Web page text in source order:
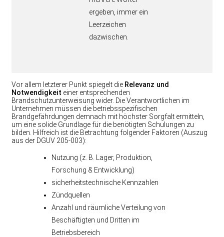
ergeben, immer ein
Leerzeichen
dazwischen.
Vor allem letzterer Punkt spiegelt die Relevanz und
Notwendigkeit einer entsprechenden
Brandschutzunterweisung wider. Die Verantwortlichen im
Unternehmen müssen die betriebsspezifischen
Brandgefährdungen demnach mit höchster Sorgfalt ermitteln,
um eine solide Grundlage für die benötigten Schulungen zu
bilden. Hilfreich ist die Betrachtung folgender Faktoren (Auszug
aus der DGUV 205-003):
Nutzung (z. B. Lager, Produktion,
Forschung & Entwicklung)
sicherheitstechnische Kennzahlen
Zündquellen
Anzahl und räumliche Verteilung von
Beschäftigten und Dritten im
Betriebsbereich